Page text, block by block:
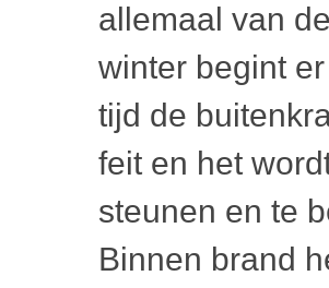
allemaal van
winter begint
tijd de
feit en het
steunen en te
Binnen brand